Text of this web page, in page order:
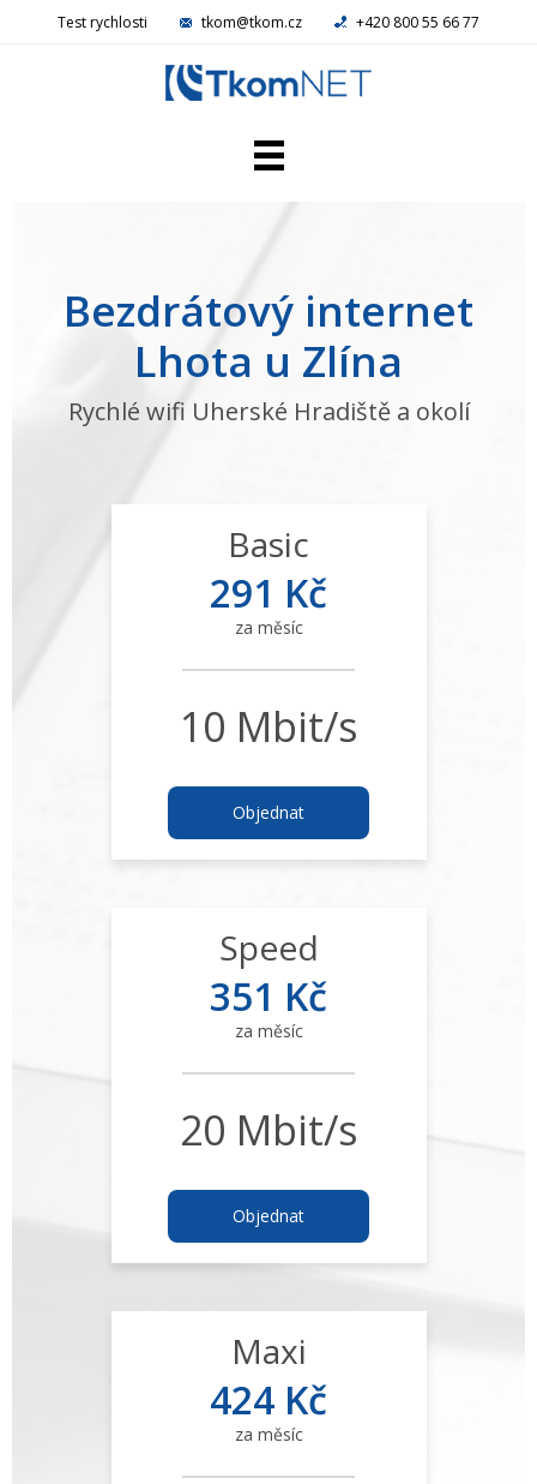
Test rychlosti tkom@tkom.cz +420 800 55 66 77
Domácí NET
Telefon
Reference
Kamery
Kariéra
Bezdrátový internet
Lhota u Zlína
Rychlé wifi Uherské Hradiště a okolí
Basic
291 Kč
za měsíc
10 Mbit/s
Objednat
Speed
351 Kč
za měsíc
20 Mbit/s
Objednat
Maxi
424 Kč
za měsíc